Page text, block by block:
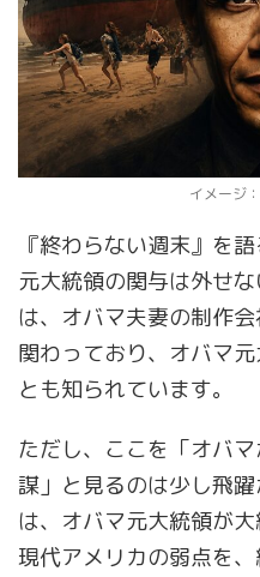
イメージ
『終わらない週末』を
元大統領の関与は外せ
は、オバマ夫妻の制作
関わっており、オバマ
とも知られています。
ただし、ここを「オバ
謀」と見るのは少し飛
は、オバマ元大統領が
現代アメリカの弱点を